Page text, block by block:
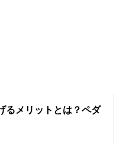
るメリットとは？ペダ